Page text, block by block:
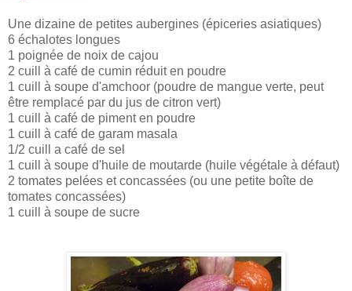
Une dizaine de petites aubergines (épiceries asiatiques)
6 échalotes longues
1 poignée de noix de cajou
2 cuill à café de cumin réduit en poudre
1 cuill à soupe d'amchoor (poudre de mangue verte, peut
être remplacé par du jus de citron vert)
1 cuill à café de piment en poudre
1 cuill à café de garam masala
1/2 cuill a café de sel
1 cuill à soupe d'huile de moutarde (huile végétale à défaut)
2 tomates pelées et concassées (ou une petite boîte de
tomates concassées)
1 cuill à soupe de sucre